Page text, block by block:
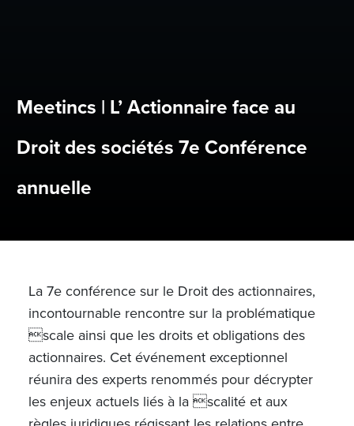
Meetincs | L’ Actionnaire face au
Droit des sociétés 7e Conférence
annuelle
La 7e conférence sur le Droit des actionnaires,
incontournable rencontre sur la problématique
scale ainsi que les droits et obligations des
actionnaires. Cet événement exceptionnel
réunira des experts renommés pour décrypter
les enjeux actuels liés à la scalité et aux